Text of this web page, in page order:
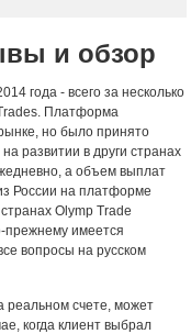
и обзор
года - всего за несколько
Платформа
но было принято
развитии в други странах
а объем выплат
России на платформе
Olymp Trade
прежнему имеется
вопросы на русском
реальном счете, может
когда клиент выбрал